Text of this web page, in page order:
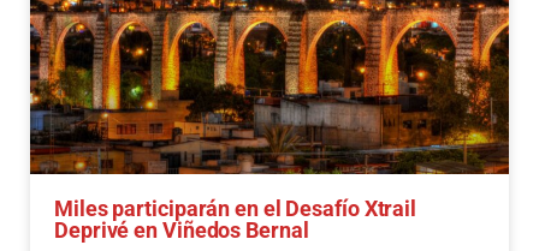
Miles participarán en el Desafío Xtrail
Deprivé en Viñedos Bernal